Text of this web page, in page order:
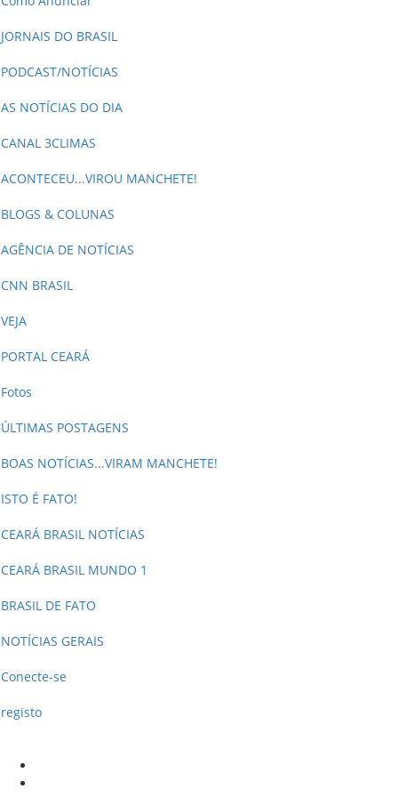
JORNAIS DO BRASIL
PODCAST/NOTÍCIAS
AS NOTÍCIAS DO DIA
CANAL 3CLIMAS
ACONTECEU...VIROU MANCHETE!
BLOGS & COLUNAS
AGÊNCIA DE NOTÍCIAS
CNN BRASIL
VEJA
PORTAL CEARÁ
Fotos
ÚLTIMAS POSTAGENS
BOAS NOTÍCIAS...VIRAM MANCHETE!
ISTO É FATO!
CEARÁ BRASIL NOTÍCIAS
CEARÁ BRASIL MUNDO 1
BRASIL DE FATO
NOTÍCIAS GERAIS
Conecte-se
registo